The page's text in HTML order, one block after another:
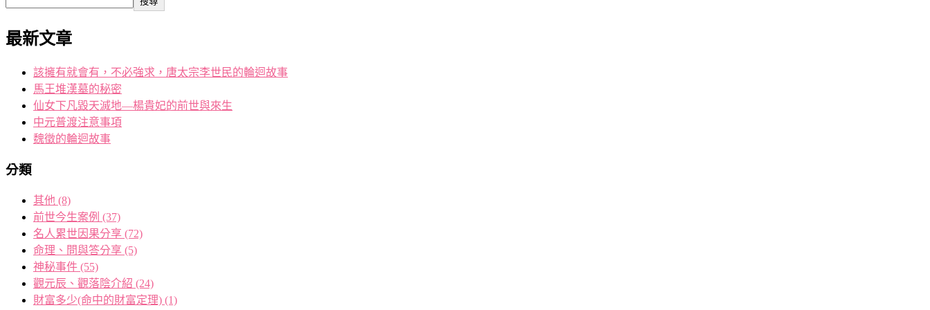
最新文章
該擁有就會有，不必強求，唐太宗李世民的輪迴故事
馬王堆漢墓的秘密
仙女下凡毀天滅地—楊貴妃的前世與來生
中元普渡注意事項
魏徵的輪迴故事
分類
其他 (8)
前世今生案例 (37)
名人累世因果分享 (72)
命理、問與答分享 (5)
神秘事件 (55)
觀元辰、觀落陰介紹 (24)
財富多少(命中的財富定理) (1)